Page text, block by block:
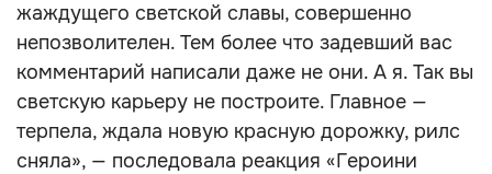
жаждущего светской славы, совершенно
непозволителен. Тем более что задевший вас
комментарий написали даже не они. А я. Так вы
светскую карьеру не построите. Главное —
терпела, ждала новую красную дорожку, рилс
сняла», — последовала реакция «Героини